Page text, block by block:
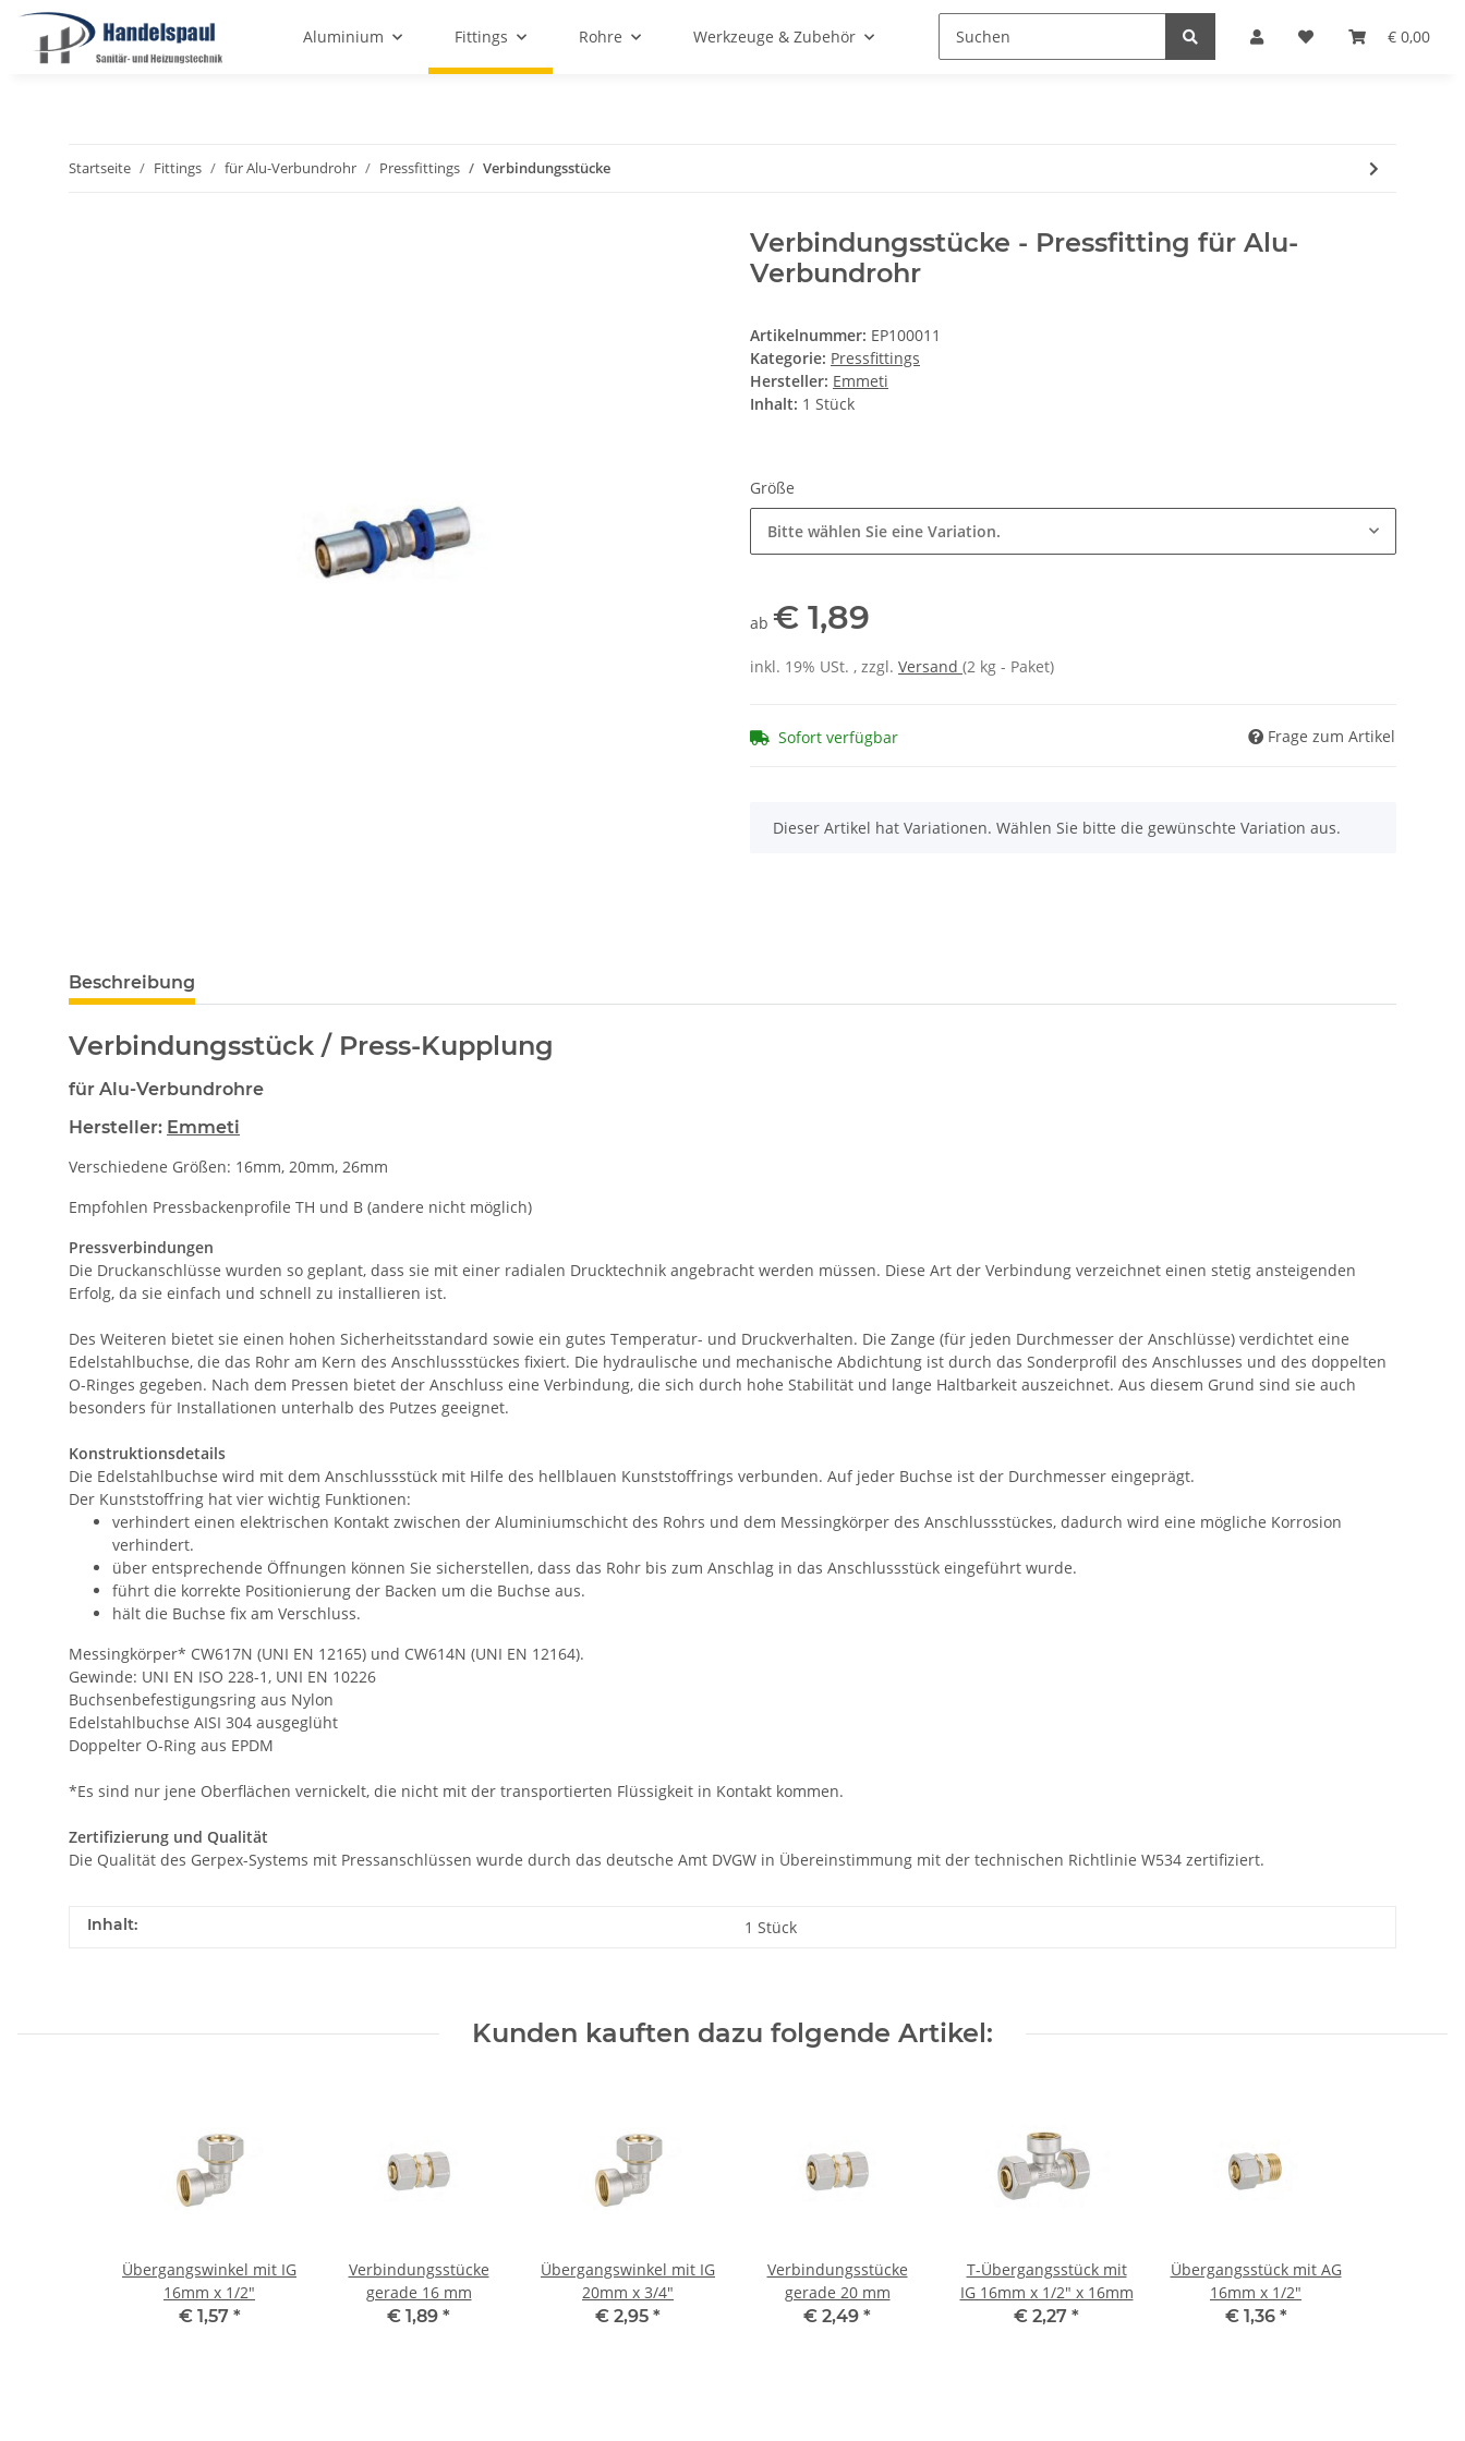
€ 0,00
Aluminium Fittings Rohre Werkzeuge & Zubehör
Startseite Fittings für Alu-Verbundrohr Pressfittings Verbindungsstücke
Verbindungsstücke - Pressfitting für Alu-
Verbundrohr
Artikelnummer: EP100011
Kategorie: Pressfittings
Hersteller: Emmeti
Inhalt: 1 Stück
Größe
Bitte wählen Sie eine Variation.
ab € 1,89
inkl. 19% USt. , zzgl. Versand (2 kg - Paket)
Sofort verfügbar Frage zum Artikel
x
Dieser Artikel hat Variationen. Wählen Sie bitte die gewünschte Variation aus.
Beschreibung
Verbindungsstück / Press-Kupplung
für Alu-Verbundrohre
Hersteller: Emmeti
Verschiedene Größen: 16mm, 20mm, 26mm
Empfohlen Pressbackenprofile TH und B (andere nicht möglich)
Pressverbindungen
Die Druckanschlüsse wurden so geplant, dass sie mit einer radialen Drucktechnik angebracht werden müssen. Diese Art der Verbindung verzeichnet einen stetig ansteigenden
Erfolg, da sie einfach und schnell zu installieren ist.
Des Weiteren bietet sie einen hohen Sicherheitsstandard sowie ein gutes Temperatur- und Druckverhalten. Die Zange (für jeden Durchmesser der Anschlüsse) verdichtet eine
Edelstahlbuchse, die das Rohr am Kern des Anschlussstückes fixiert. Die hydraulische und mechanische Abdichtung ist durch das Sonderprofil des Anschlusses und des doppelten
O-Ringes gegeben. Nach dem Pressen bietet der Anschluss eine Verbindung, die sich durch hohe Stabilität und lange Haltbarkeit auszeichnet. Aus diesem Grund sind sie auch
besonders für Installationen unterhalb des Putzes geeignet.
Konstruktionsdetails
Die Edelstahlbuchse wird mit dem Anschlussstück mit Hilfe des hellblauen Kunststoffrings verbunden. Auf jeder Buchse ist der Durchmesser eingeprägt.
Der Kunststoffring hat vier wichtig Funktionen:
verhindert einen elektrischen Kontakt zwischen der Aluminiumschicht des Rohrs und dem Messingkörper des Anschlussstückes, dadurch wird eine mögliche Korrosion
verhindert.
über entsprechende Öffnungen können Sie sicherstellen, dass das Rohr bis zum Anschlag in das Anschlussstück eingeführt wurde.
führt die korrekte Positionierung der Backen um die Buchse aus.
hält die Buchse fix am Verschluss.
Messingkörper* CW617N (UNI EN 12165) und CW614N (UNI EN 12164).
Gewinde: UNI EN ISO 228-1, UNI EN 10226
Buchsenbefestigungsring aus Nylon
Edelstahlbuchse AISI 304 ausgeglüht
Doppelter O-Ring aus EPDM
*Es sind nur jene Oberflächen vernickelt, die nicht mit der transportierten Flüssigkeit in Kontakt kommen.
Zertifizierung und Qualität
Die Qualität des Gerpex-Systems mit Pressanschlüssen wurde durch das deutsche Amt DVGW in Übereinstimmung mit der technischen Richtlinie W534 zertifiziert.
Inhalt: 1 Stück
Kunden kauften dazu folgende Artikel:
Übergangswinkel mit IG
16mm x 1/2"
€ 1,57 *
Verbindungsstücke
gerade 16 mm
€ 1,89 *
Übergangswinkel mit IG
20mm x 3/4"
€ 2,95 *
Verbindungsstücke
gerade 20 mm
€ 2,49 *
T-Übergangsstück mit
IG 16mm x 1/2" x 16mm
€ 2,27 *
Übergangsstück mit AG
16mm x 1/2"
€ 1,36 *